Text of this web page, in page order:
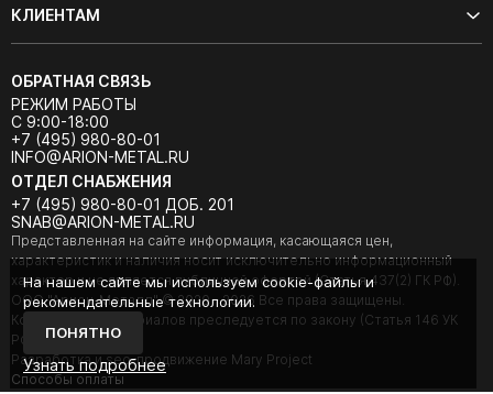
КЛИЕНТАМ
ОБРАТНАЯ СВЯЗЬ
РЕЖИМ РАБОТЫ
С 9:00-18:00
+7 (495) 980-80-01
INFO@ARION-METAL.RU
ОТДЕЛ СНАБЖЕНИЯ
+7 (495) 980-80-01 ДОБ. 201
SNAB@ARION-METAL.RU
Представленная на сайте информация, касающаяся цен,
характеристик и наличия носит исключительно информационный
характер и не является публичной офертой (Статья 437(2) ГК РФ).
ООО "Арион-Металл" © 2020 - 2026 Все права защищены.
Копирование материалов преследуется по закону (Статья 146 УК
РФ).
Разработка и seo-продвижение Mary Project
Cпособы оплаты
На нашем сайте мы используем cookie-файлы и
рекомендательные технологии.
ПОНЯТНО
Узнать подробнее